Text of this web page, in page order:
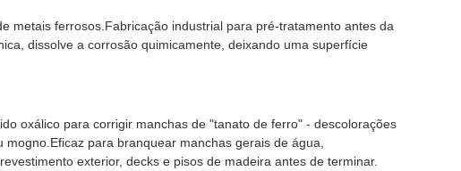
metais ferrosos.Fabricação industrial para pré-tratamento antes da
dissolve a corrosão quimicamente, deixando uma superfície
oxálico para corrigir manchas de "tanato de ferro" - descolorações
para branquear manchas gerais de água,
exterior, decks e pisos de madeira antes de terminar.